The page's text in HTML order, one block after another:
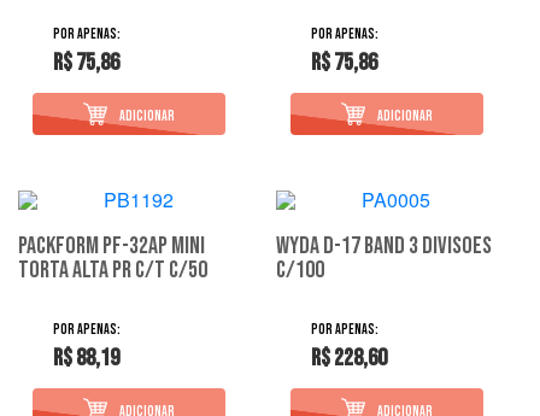
R$ 75,86 R$ 75,86
Packform Pf-32Ap Mini
Torta Alta Pr C/T C/50
R$ 88,19
Wyda D-17 Band 3 Divisoes
C/100
R$ 228,60